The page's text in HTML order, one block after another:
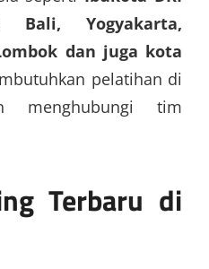
Bali, Yogyakarta,
dan juga kota
pelatihan di
menghubungi tim
Terbaru di